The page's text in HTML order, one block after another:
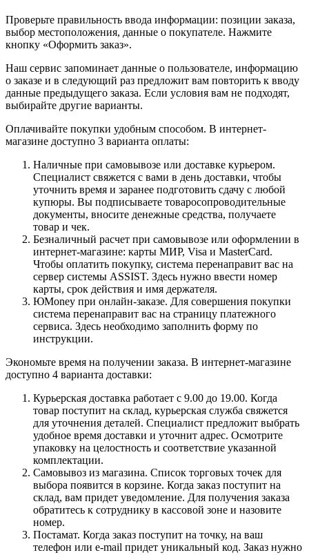
Проверьте правильность ввода информации: позиции заказа,
выбор местоположения, данные о покупателе. Нажмите
кнопку «Оформить заказ».
Наш сервис запоминает данные о пользователе, информацию
о заказе и в следующий раз предложит вам повторить к вводу
данные предыдущего заказа. Если условия вам не подходят,
выбирайте другие варианты.
Оплачивайте покупки удобным способом. В интернет-
магазине доступно 3 варианта оплаты:
Наличные при самовывозе или доставке курьером.
Специалист свяжется с вами в день доставки, чтобы
уточнить время и заранее подготовить сдачу с любой
купюры. Вы подписываете товаросопроводительные
документы, вносите денежные средства, получаете
товар и чек.
Безналичный расчет при самовывозе или оформлении в
интернет-магазине: карты МИР, Visa и MasterCard.
Чтобы оплатить покупку, система перенаправит вас на
сервер системы ASSIST. Здесь нужно ввести номер
карты, срок действия и имя держателя.
ЮMoney при онлайн-заказе. Для совершения покупки
система перенаправит вас на страницу платежного
сервиса. Здесь необходимо заполнить форму по
инструкции.
Экономьте время на получении заказа. В интернет-магазине
доступно 4 варианта доставки:
Курьерская доставка работает с 9.00 до 19.00. Когда
товар поступит на склад, курьерская служба свяжется
для уточнения деталей. Специалист предложит выбрать
удобное время доставки и уточнит адрес. Осмотрите
упаковку на целостность и соответствие указанной
комплектации.
Самовывоз из магазина. Список торговых точек для
выбора появится в корзине. Когда заказ поступит на
склад, вам придет уведомление. Для получения заказа
обратитесь к сотруднику в кассовой зоне и назовите
номер.
Постамат. Когда заказ поступит на точку, на ваш
телефон или e-mail придет уникальный код. Заказ нужно